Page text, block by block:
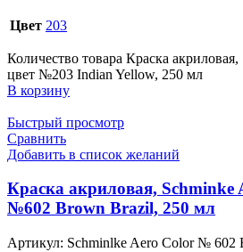
Цвет 203
Количество товара Краска
цвет №203 Indian Yellow, 250 мл
В корзину
Быстрый просмотр
Сравнить
Добавить в список желаний
Краска акриловая, Schminke
№602 Brown Brazil, 250 мл
Артикул: Schminlke Aero Color № 602